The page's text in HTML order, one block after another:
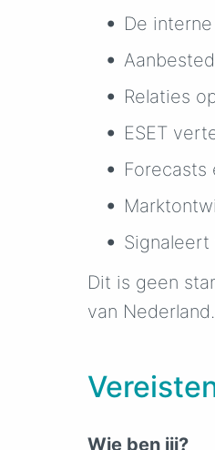
De
Relaties
ESET
Forecasts
Dit is geen
van Nederland.
Wie ben jij?